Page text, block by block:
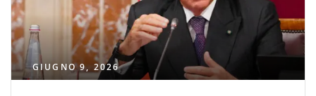
GIUGNO 9, 2026